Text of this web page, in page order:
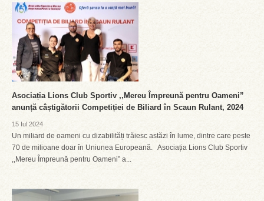
Asociația Lions Club Sportiv ,,Mereu Împreună pentru Oameni”
anunță câștigătorii Competiției de Biliard în Scaun Rulant, 2024
15 Iul 2024
Un miliard de oameni cu dizabilități trăiesc astăzi în lume, dintre care peste
70 de milioane doar în Uniunea Europeană. Asociația Lions Club Sportiv
,,Mereu Împreună pentru Oameni” a...